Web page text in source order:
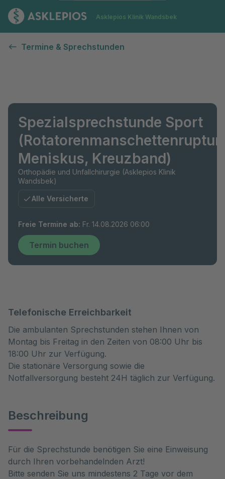
Zur Startseite
Asklepios Klinik Wandsbek
Termine & Sprechstunden
Spezialsprechstunde Sport
(Rotatorenmanschettenruptur,
Meniskus, Kreuzband)
Orthopädie und Unfallchirurgie (Asklepios Klinik
Wandsbek)
Alle Versicherte
Freie Termine ab: Fr. 14.08.2026 06:00
Termin buchen
Telefonische Erreichbarkeit
Die ambulanten Sprechstunden stehen Ihnen von
Montag bis Freitag in den Zeiten von 08:00 Uhr bis
18:00 Uhr zur Verfügung.
Die stationäre Versorgung sowie die
Notfallversorgung besteht 24H täglich zur Verfügung.
Beschreibung
Für die Sprechstunde benötigen Sie eine Einweisung
durch Ihren vorbehandelnden Arzt!
Bitte senden Sie uns mindestens 2 Tage vor dem